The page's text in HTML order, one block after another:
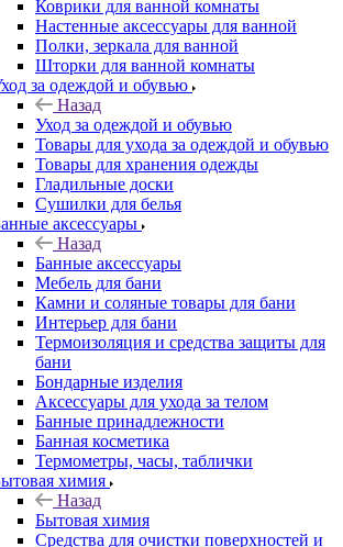
Коврики для ванной комнаты
Настенные аксессуары для ванной
Полки, зеркала для ванной
Шторки для ванной комнаты
за одеждой и обувью
Назад
Уход за одеждой и обувью
Товары для ухода за одеждой и обувью
Товары для хранения одежды
Гладильные доски
Сушилки для белья
аксессуары
Назад
Банные аксессуары
Мебель для бани
Камни и соляные товары для бани
Интерьер для бани
Термоизоляция и средства защиты для
бани
Бондарные изделия
Аксеcсуары для ухода за телом
Банные принадлежности
Банная косметика
Термометры, часы, таблички
химия
Назад
Бытовая химия
Средства для очистки поверхностей и